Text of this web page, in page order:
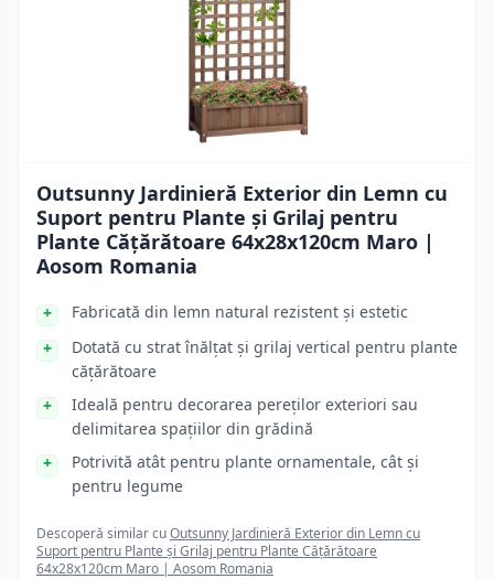
Outsunny Jardinieră Exterior din Lemn cu
Suport pentru Plante și Grilaj pentru
Plante Cățărătoare 64x28x120cm Maro |
Aosom Romania
Fabricată din lemn natural rezistent și estetic
Dotată cu strat înălțat și grilaj vertical pentru plante
cățărătoare
Ideală pentru decorarea pereților exteriori sau
delimitarea spațiilor din grădină
Potrivită atât pentru plante ornamentale, cât și
pentru legume
Descoperă similar cuOutsunny Jardinieră Exterior din Lemn cu
Suport pentru Plante și Grilaj pentru Plante Cățărătoare
64x28x120cm Maro | Aosom Romania